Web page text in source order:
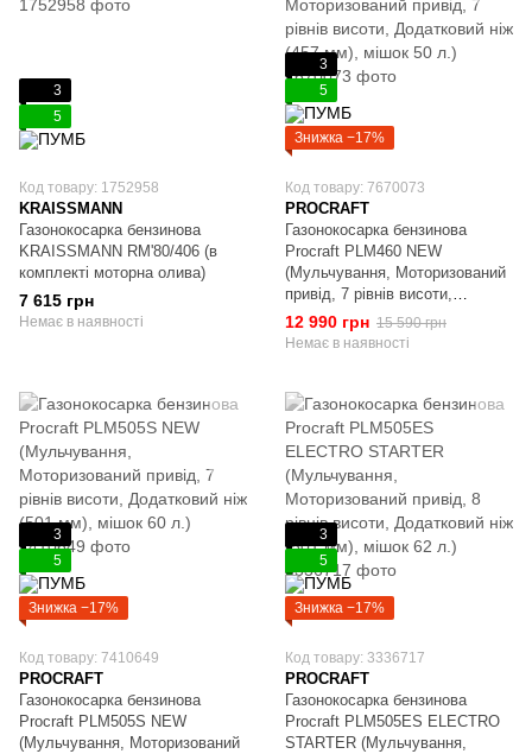
3
5
Код товару: 1752958
KRAISSMANN
Газонокосарка бензинова
KRAISSMANN RM'80/406 (в
комплекті моторна олива)
7 615 грн
Немає в наявності
3
5
Знижка −17%
Код товару: 7670073
PROCRAFT
Газонокосарка бензинова
Procraft PLM460 NEW
(Мульчування, Моторизований
привід, 7 рівнів висоти,
Додатковий ніж (457 мм), мішок
50 л.)
12 990 грн 15 590 грн
Немає в наявності
3
5
Знижка −17%
Код товару: 7410649
PROCRAFT
Газонокосарка бензинова
Procraft PLM505S NEW
(Мульчування, Моторизований
3
5
Знижка −17%
Код товару: 3336717
PROCRAFT
Газонокосарка бензинова
Procraft PLM505ES ELECTRO
STARTER (Мульчування,